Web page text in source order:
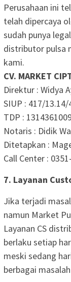
Perusahaan ini
telah dipercaya
sudah punya
distributor pulsa
kami.
CV. MARKET
Direktur : Widya
SIUP : 417/
TDP :
Notaris : Didik
Ditetapkan :
Call Center :
7. Layanan
Jika terjadi
namun Market
Layanan CS
berlaku setiap
meski sedang
berbagai